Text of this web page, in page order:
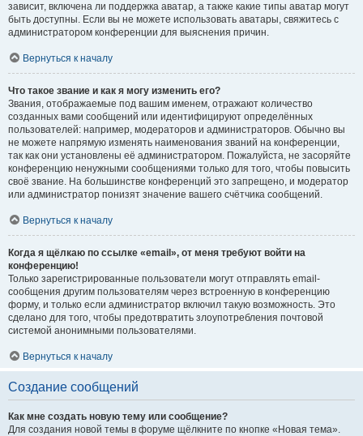
зависит, включена ли поддержка аватар, а также какие типы аватар могут
быть доступны. Если вы не можете использовать аватары, свяжитесь с
администратором конференции для выяснения причин.
Вернуться к началу
Что такое звание и как я могу изменить его?
Звания, отображаемые под вашим именем, отражают количество
созданных вами сообщений или идентифицируют определённых
пользователей: например, модераторов и администраторов. Обычно вы
не можете напрямую изменять наименования званий на конференции,
так как они установлены её администратором. Пожалуйста, не засоряйте
конференцию ненужными сообщениями только для того, чтобы повысить
своё звание. На большинстве конференций это запрещено, и модератор
или администратор понизят значение вашего счётчика сообщений.
Вернуться к началу
Когда я щёлкаю по ссылке «email», от меня требуют войти на
конференцию!
Только зарегистрированные пользователи могут отправлять email-
сообщения другим пользователям через встроенную в конференцию
форму, и только если администратор включил такую возможность. Это
сделано для того, чтобы предотвратить злоупотребления почтовой
системой анонимными пользователями.
Вернуться к началу
Создание сообщений
Как мне создать новую тему или сообщение?
Для создания новой темы в форуме щёлкните по кнопке «Новая тема».